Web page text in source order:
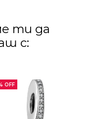
ти да
с:
OFF